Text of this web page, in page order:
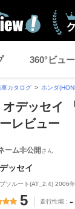
360°ビュー
車カタログ ホンダ
デッセイ
レビュー
ーム非公開さん
ッセイ
ソルート(AT_2.4) 2006
5 走行性能 -